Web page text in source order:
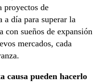
proyectos de
a día para superar la
con sueños de expansión
mercados, cada
causa pueden hacerlo